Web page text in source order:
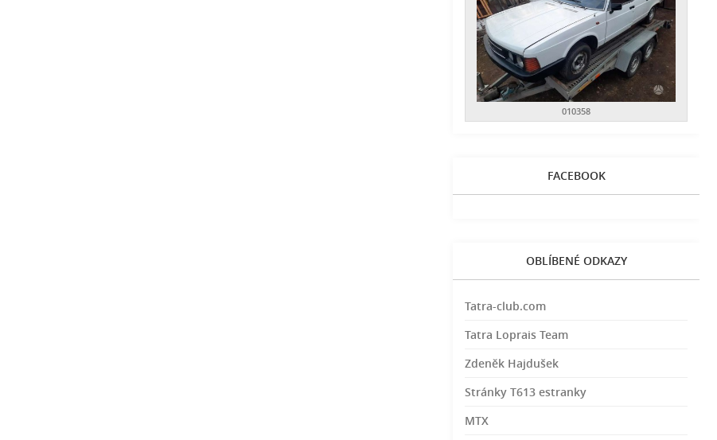
010358
FACEBOOK
OBLÍBENÉ ODKAZY
Tatra-club.com
Tatra Loprais Team
Zdeněk Hajdušek
Stránky T613 estranky
MTX